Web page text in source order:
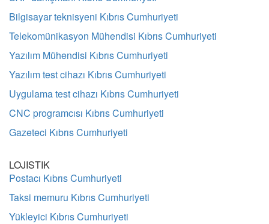
Bilgisayar teknisyeni Kıbrıs Cumhuriyeti
Telekomünikasyon Mühendisi Kıbrıs Cumhuriyeti
Yazılım Mühendisi Kıbrıs Cumhuriyeti
Yazılım test cihazı Kıbrıs Cumhuriyeti
Uygulama test cihazı Kıbrıs Cumhuriyeti
CNC programcısı Kıbrıs Cumhuriyeti
Gazeteci Kıbrıs Cumhuriyeti
LOJISTIK
Postacı Kıbrıs Cumhuriyeti
Taksi memuru Kıbrıs Cumhuriyeti
Yükleyici Kıbrıs Cumhuriyeti